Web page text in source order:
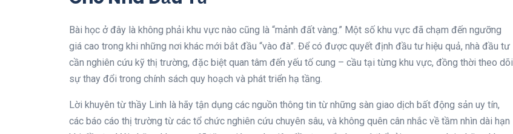
Bài học ở đây là không phải khu vực nào cũng là “mảnh đất vàng.” Một số khu vực đã chạm đến ngưỡng
giá cao trong khi những nơi khác mới bắt đầu “vào đà”. Để có được quyết định đầu tư hiệu quả, nhà đầu tư
cần nghiên cứu kỹ thị trường, đặc biệt quan tâm đến yếu tố cung – cầu tại từng khu vực, đồng thời theo dõi
sự thay đổi trong chính sách quy hoạch và phát triển hạ tầng.
Lời khuyên từ thầy Linh là hãy tận dụng các nguồn thông tin từ những sàn giao dịch bất động sản uy tín,
các báo cáo thị trường từ các tổ chức nghiên cứu chuyên sâu, và không quên cân nhắc về tầm nhìn dài hạn